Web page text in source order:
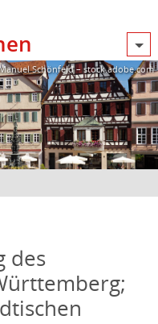
Schönfeld – stock.adobe.com
des